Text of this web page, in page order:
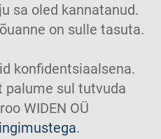
sa oled kannatanud.
on sulle tasuta.
konfidentsiaalsena.
palume sul tutvuda
WIDEN OÜ
.